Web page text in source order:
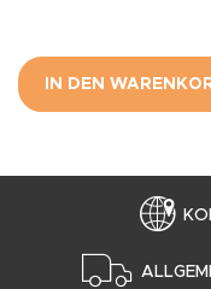
IN DEN